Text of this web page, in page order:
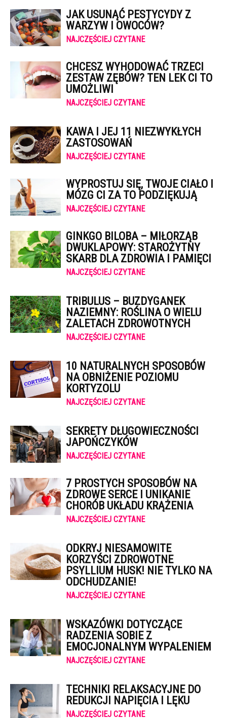
JAK USUNĄĆ PESTYCYDY Z
WARZYW I OWOCÓW?
NAJCZĘŚCIEJ CZYTANE
CHCESZ WYHODOWAĆ TRZECI
ZESTAW ZĘBÓW? TEN LEK CI TO
UMOŻLIWI
NAJCZĘŚCIEJ CZYTANE
KAWA I JEJ 11 NIEZWYKŁYCH
ZASTOSOWAŃ
NAJCZĘŚCIEJ CZYTANE
WYPROSTUJ SIĘ, TWOJE CIAŁO I
MÓZG CI ZA TO PODZIĘKUJĄ
NAJCZĘŚCIEJ CZYTANE
GINKGO BILOBA – MIŁORZĄB
DWUKLAPOWY: STAROŻYTNY
SKARB DLA ZDROWIA I PAMIĘCI
NAJCZĘŚCIEJ CZYTANE
TRIBULUS – BUZDYGANEK
NAZIEMNY: ROŚLINA O WIELU
ZALETACH ZDROWOTNYCH
NAJCZĘŚCIEJ CZYTANE
10 NATURALNYCH SPOSOBÓW
NA OBNIŻENIE POZIOMU
KORTYZOLU
NAJCZĘŚCIEJ CZYTANE
SEKRETY DŁUGOWIECZNOŚCI
JAPOŃCZYKÓW
NAJCZĘŚCIEJ CZYTANE
7 PROSTYCH SPOSOBÓW NA
ZDROWE SERCE I UNIKANIE
CHORÓB UKŁADU KRĄŻENIA
NAJCZĘŚCIEJ CZYTANE
ODKRYJ NIESAMOWITE
KORZYŚCI ZDROWOTNE
PSYLLIUM HUSK! NIE TYLKO NA
ODCHUDZANIE!
NAJCZĘŚCIEJ CZYTANE
WSKAZÓWKI DOTYCZĄCE
RADZENIA SOBIE Z
EMOCJONALNYM WYPALENIEM
NAJCZĘŚCIEJ CZYTANE
TECHNIKI RELAKSACYJNE DO
REDUKCJI NAPIĘCIA I LĘKU
NAJCZĘŚCIEJ CZYTANE